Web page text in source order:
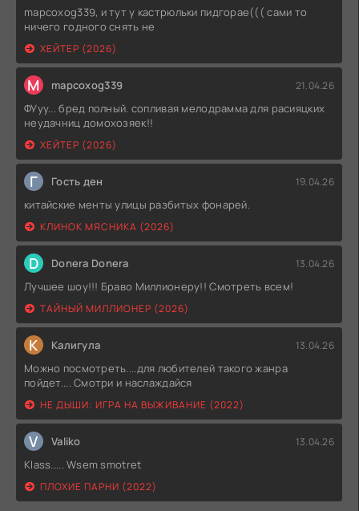
mapcoxog339, и тут у кастрюльки пидгорае((( сами то
ничего годного снять не
ХЕЙТЕР (2026)
M mapcoxog339 21.04.26
ФУуу... бред полный. сопливая мелодрамма для расияцких
неудачниц домохозяек!!
ХЕЙТЕР (2026)
Г Гость ден 19.04.26
китайские менты улицы разбитых фонарей.
КЛИНОК МЯСНИКА (2026)
D Donera Donera 13.04.26
Лучшее шоу!!! Браво Миллионеру!! Смотреть всем!
ТАЙНЫЙ МИЛЛИОНЕР (2026)
К Калигула 13.04.26
Можно посмотреть....для любителей такого жанра
пойдет.... Смотри и наслаждайся
НЕ ДЫШИ: ИГРА НА ВЫЖИВАНИЕ (2022)
V Valiko 13.04.26
Klass..... Wsem smotret
ПЛОХИЕ ПАРНИ (2022)